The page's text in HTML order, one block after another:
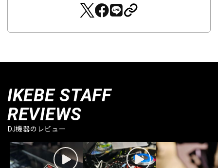
IKEBE STAFF
REVIEWS
DJ機器のレビュー